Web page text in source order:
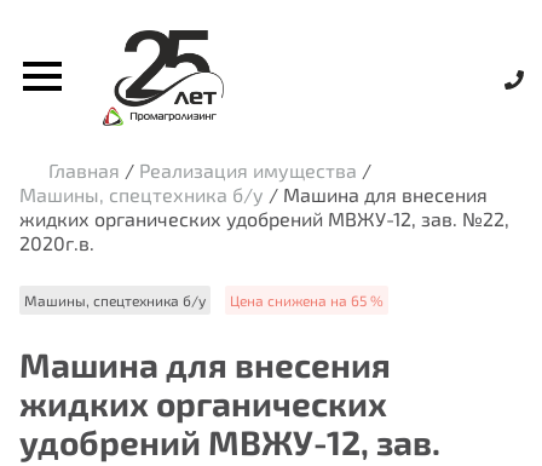
Главная / Реализация имущества /
Машины, спецтехника б/у / Машина для внесения
жидких органических удобрений МВЖУ-12, зав. №22,
2020г.в.
Машины, спецтехника б/у Цена снижена на 65 %
Машина для внесения
жидких органических
удобрений МВЖУ-12, зав.